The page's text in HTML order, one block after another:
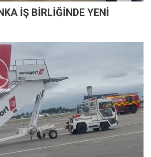
İŞ BİRLİĞİNDE YENİ